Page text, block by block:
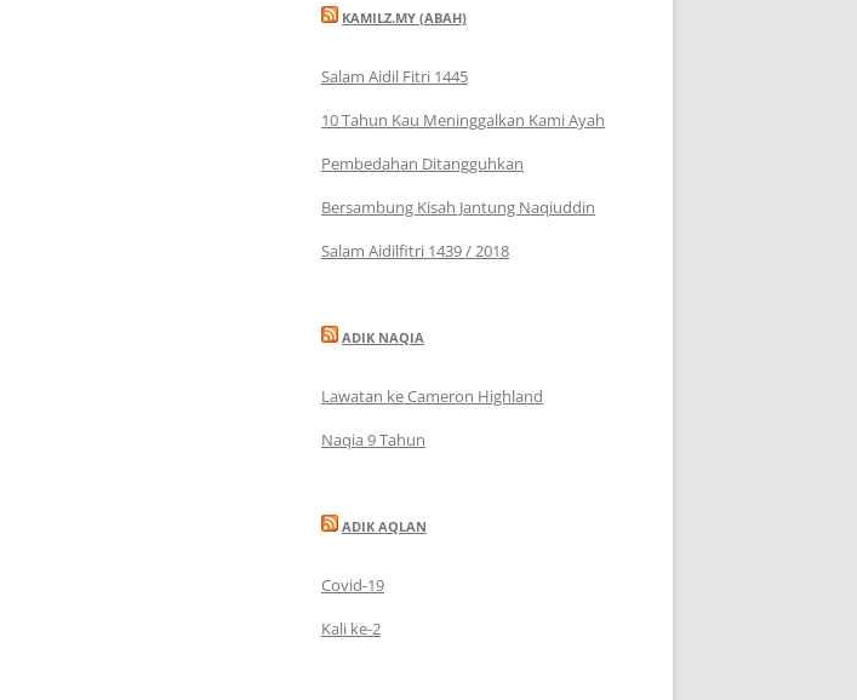
KAMILZ.MY (ABAH)
Salam Aidil Fitri 1445
10 Tahun Kau Meninggalkan Kami Ayah
Pembedahan Ditangguhkan
Bersambung Kisah Jantung Naqiuddin
Salam Aidilfitri 1439 / 2018
ADIK NAQIA
Lawatan ke Cameron Highland
Naqia 9 Tahun
ADIK AQLAN
Covid-19
Kali ke-2